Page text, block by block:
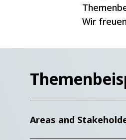
Wir
Areas and